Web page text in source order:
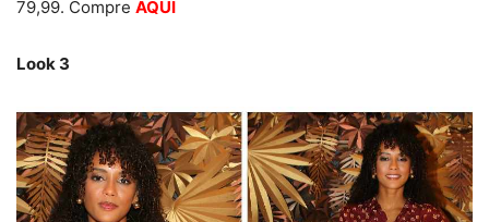
79,99. Compre AQUI
Look 3